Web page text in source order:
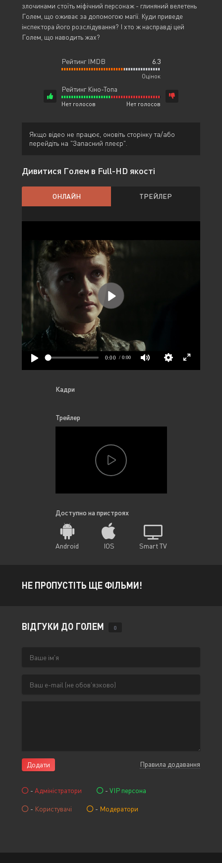
злочинами стоїть міфічний персонаж - глиняний велетень
Голем, що оживає за допомогою магії. Куди приведе
інспектора його розслідування? І хто ж насправді цей
Голем, що наводить жах?
Рейтинг IMDB 6.3
Оцінок
Рейтинг Кіно-Топа
Нет голосов Нет голосов
Якщо відео не працює, оновіть сторінку та/або
перейдіть на "Запасний плеєр".
Дивитися Голем в Full-HD якості
ОНЛАЙН ТРЕЙЛЕР
Кадри
Трейлер
Доступно на пристроях
Android IOS Smart TV
НЕ ПРОПУСТІТЬ ЩЕ ФІЛЬМИ!
ВІДГУКИ ДО ГОЛЕМ 0
Додати Правила додавання
- Адміністратори - VIP персона
- Користувачі - Модератори